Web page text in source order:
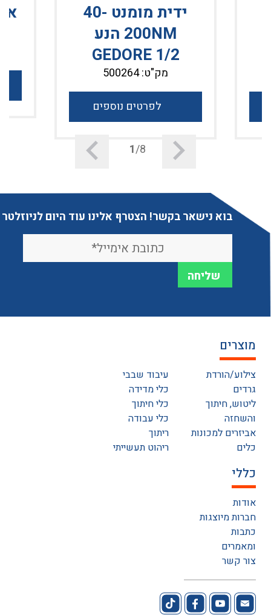
ידית מומנט 40-
200NM הנע
GEDORE 1/2
מק"ט: 500264
לפרטים נוספים
1/8
בוא נישאר בקשר! הצטרף אלינו עוד היום לניוזלטר
מוצרים
צילוע/הורדת
גרדים
ליטוש, חיתוך
והשחזה
אביזרים למכונות
כלים
עיבוד שבבי
כלי מדידה
כלי חיתוך
כלי עבודה
ריתוך
ריהוט תעשייתי
כללי
אודות
חברות מיוצגות
כתבות
ומאמרים
צור קשר